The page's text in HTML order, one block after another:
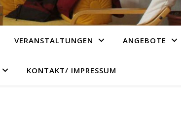
VERANSTALTUNGEN ANGEBOTE
KONTAKT/ IMPRESSUM